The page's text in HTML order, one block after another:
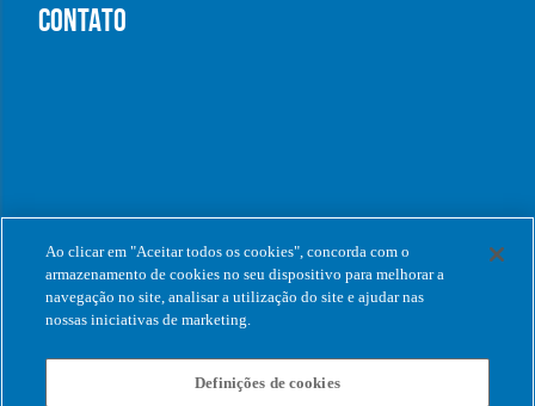
CONTATO
Ao clicar em "Aceitar todos os cookies", concorda com o
armazenamento de cookies no seu dispositivo para melhorar a
navegação no site, analisar a utilização do site e ajudar nas
nossas iniciativas de marketing.
Definições de cookies